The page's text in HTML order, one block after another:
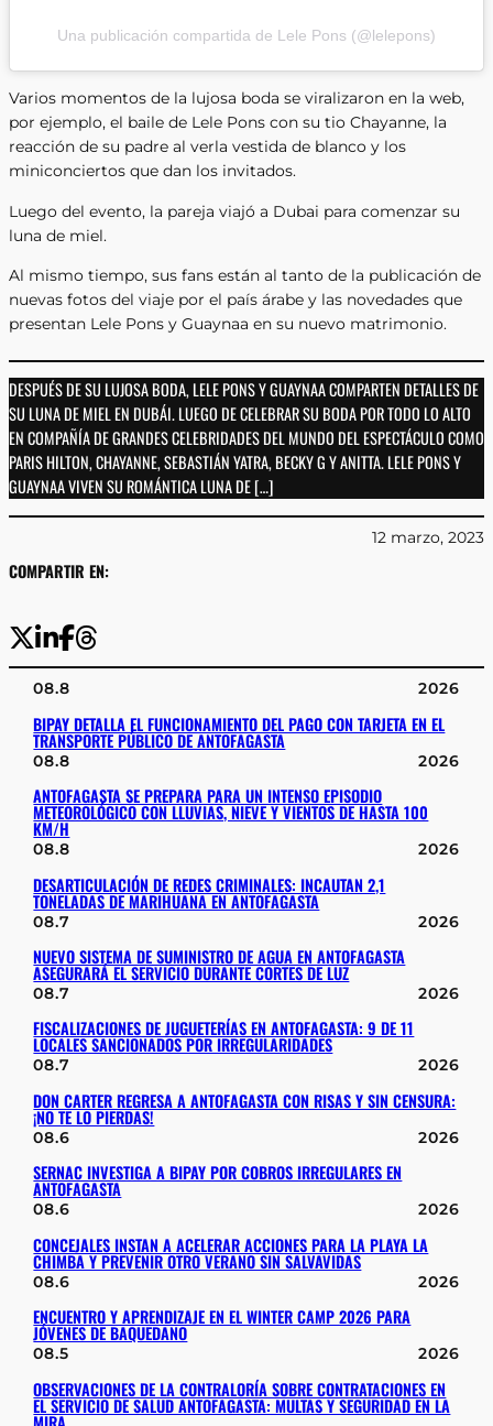
Una publicación compartida de Lele Pons (@lelepons)
Varios momentos de la lujosa boda se viralizaron en la web,
por ejemplo, el baile de Lele Pons con su tio Chayanne, la
reacción de su padre al verla vestida de blanco y los
miniconciertos que dan los invitados.
Luego del evento, la pareja viajó a Dubai para comenzar su
luna de miel.
Al mismo tiempo, sus fans están al tanto de la publicación de
nuevas fotos del viaje por el país árabe y las novedades que
presentan Lele Pons y Guaynaa en su nuevo matrimonio.
DESPUÉS DE SU LUJOSA BODA, LELE PONS Y GUAYNAA COMPARTEN DETALLES DE
SU LUNA DE MIEL EN DUBÁI. LUEGO DE CELEBRAR SU BODA POR TODO LO ALTO
EN COMPAÑÍA DE GRANDES CELEBRIDADES DEL MUNDO DEL ESPECTÁCULO COMO
PARIS HILTON, CHAYANNE, SEBASTIÁN YATRA, BECKY G Y ANITTA. LELE PONS Y
GUAYNAA VIVEN SU ROMÁNTICA LUNA DE […]
COMPARTIR EN:
12 marzo, 2023
08.8 2026
BIPAY DETALLA EL FUNCIONAMIENTO DEL PAGO CON TARJETA EN EL
TRANSPORTE PÚBLICO DE ANTOFAGASTA
08.8 2026
ANTOFAGASTA SE PREPARA PARA UN INTENSO EPISODIO
METEOROLÓGICO CON LLUVIAS, NIEVE Y VIENTOS DE HASTA 100
KM/H
08.8 2026
DESARTICULACIÓN DE REDES CRIMINALES: INCAUTAN 2,1
TONELADAS DE MARIHUANA EN ANTOFAGASTA
08.7 2026
NUEVO SISTEMA DE SUMINISTRO DE AGUA EN ANTOFAGASTA
ASEGURARÁ EL SERVICIO DURANTE CORTES DE LUZ
08.7 2026
FISCALIZACIONES DE JUGUETERÍAS EN ANTOFAGASTA: 9 DE 11
LOCALES SANCIONADOS POR IRREGULARIDADES
08.7 2026
DON CARTER REGRESA A ANTOFAGASTA CON RISAS Y SIN CENSURA:
¡NO TE LO PIERDAS!
08.6 2026
SERNAC INVESTIGA A BIPAY POR COBROS IRREGULARES EN
ANTOFAGASTA
08.6 2026
CONCEJALES INSTAN A ACELERAR ACCIONES PARA LA PLAYA LA
CHIMBA Y PREVENIR OTRO VERANO SIN SALVAVIDAS
08.6 2026
ENCUENTRO Y APRENDIZAJE EN EL WINTER CAMP 2026 PARA
JÓVENES DE BAQUEDANO
08.5 2026
OBSERVACIONES DE LA CONTRALORÍA SOBRE CONTRATACIONES EN
EL SERVICIO DE SALUD ANTOFAGASTA: MULTAS Y SEGURIDAD EN LA